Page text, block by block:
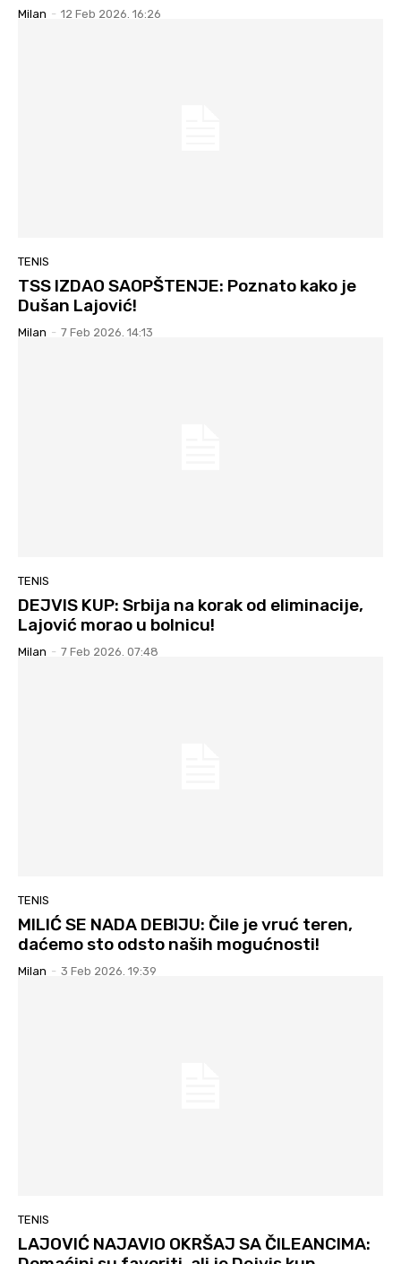
Milan - 12 Feb 2026. 16:26
TENIS
TSS IZDAO SAOPŠTENJE: Poznato kako je
Dušan Lajović!
Milan - 7 Feb 2026. 14:13
TENIS
DEJVIS KUP: Srbija na korak od eliminacije,
Lajović morao u bolnicu!
Milan - 7 Feb 2026. 07:48
TENIS
MILIĆ SE NADA DEBIJU: Čile je vruć teren,
daćemo sto odsto naših mogućnosti!
Milan - 3 Feb 2026. 19:39
TENIS
LAJOVIĆ NAJAVIO OKRŠAJ SA ČILEANCIMA: